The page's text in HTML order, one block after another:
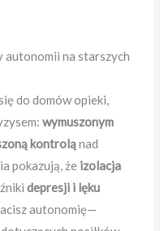
autonomii na starszych
do domów opieki,
wymuszonym
kontroląnad
pokazują, że izolacja
depresji i lęku
autonomię—